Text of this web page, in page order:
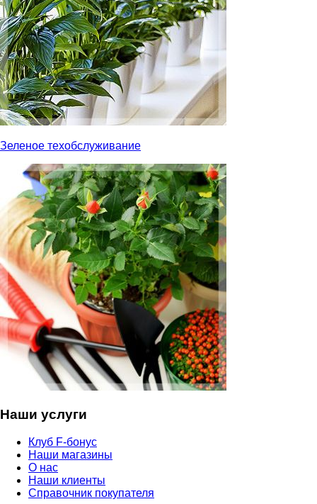
Зеленое техобслуживание
Наши услуги
Клуб F-бонус
Наши магазины
О нас
Наши клиенты
Справочник покупателя